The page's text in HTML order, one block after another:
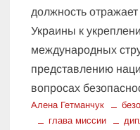
должность отражает
Украины к
международных
представлению
вопросах
Алена Гетманчук
глава миссии